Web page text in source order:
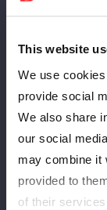
This website
We use
provide social
We also share
our social
may combine it
provided to
of their
を懸けて対戦し
した。この試合
ＨＡＮＡＫＯに
ての前哨戦でも
つづき、舞華の
ウイーク明けか
何を残すか。
ＨＡＮＡＫＯが
はキッドとＨＡ